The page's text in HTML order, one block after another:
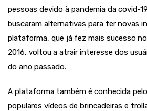
pessoas devido à pandemia da covid-
buscaram alternativas para ter novas
plataforma, que já fez mais sucesso
2016, voltou a atrair interesse dos
do ano passado.
A plataforma também é conhecida
populares vídeos de brincadeiras e